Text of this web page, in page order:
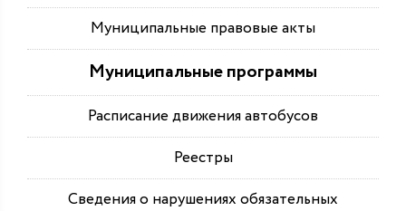
Муниципальные правовые акты
Муниципальные программы
Расписание движения автобусов
Реестры
Сведения о нарушениях обязательных